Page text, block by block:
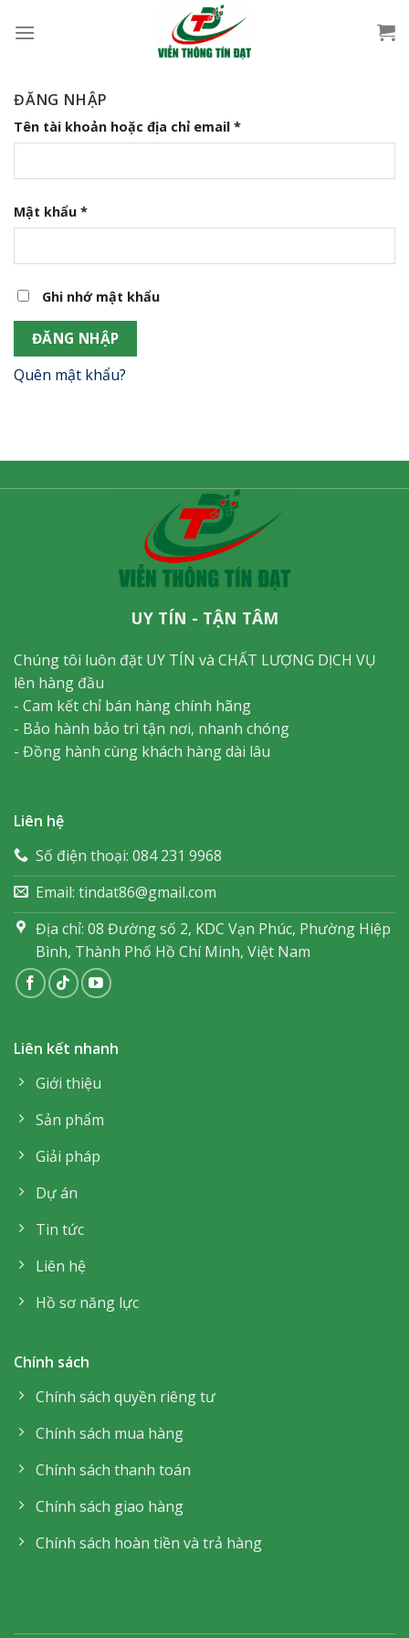
qua
ĐĂNG NHẬP
Tên tài khoản hoặc địa chỉ email *Bắt
buộc
Mật khẩu *Bắt
buộc
Ghi nhớ mật khẩu
ĐĂNG NHẬP
Quên mật khẩu?
UY TÍN - TẬN TÂM
Chúng tôi luôn đặt UY TÍN và CHẤT LƯỢNG DỊCH VỤ
lên hàng đầu
- Cam kết chỉ bán hàng chính hãng
- Bảo hành bảo trì tận nơi, nhanh chóng
- Đồng hành cùng khách hàng dài lâu
Liên hệ
Số điện thoại: 084 231 9968
Email: tindat86@gmail.com
Địa chỉ: 08 Đường số 2, KDC Vạn Phúc, Phường Hiệp
Bình, Thành Phố Hồ Chí Minh, Việt Nam
Liên kết nhanh
Giới thiệu
Sản phẩm
Giải pháp
Dự án
Tin tức
Liên hệ
Hồ sơ năng lực
Chính sách
Chính sách quyền riêng tư
Chính sách mua hàng
Chính sách thanh toán
Chính sách giao hàng
Chính sách hoàn tiền và trả hàng